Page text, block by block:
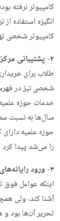
کامپیوتر نرفته
انگیزه استفاده
کامپیوتر شخصی
۲- پشتیبانی مرکز خدمات حوزه:
طلاب برای
شخصی نیز در
خدمات حوزه
سال‌ها به نسبت
حوزه علمیه
را می‌شد پیدا کرد
۳- ورود رایانه‌های همراه به بازار محصولات رایانه‌ای ایران:
اینکه عوامل فوق
آشنا کند، ولی
تحریر آن‌ها بود